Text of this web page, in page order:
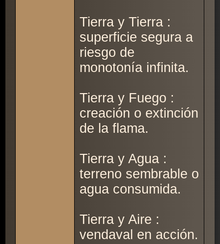
Tierra y Tierra :
superficie segura a
riesgo de
monotonía infinita.
Tierra y Fuego :
creación o extinción
de la flama.
Tierra y Agua :
terreno sembrable o
agua consumida.
Tierra y Aire :
vendaval en acción.